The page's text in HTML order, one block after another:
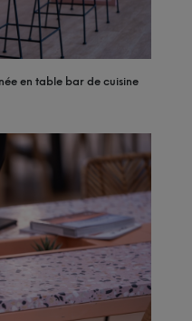
en table bar de cuisine